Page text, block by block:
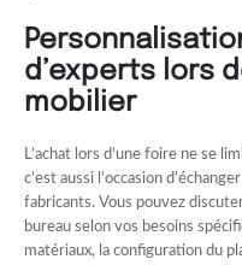
d’experts lors
mobilier
L’achat lors d’une foire ne se
c’est aussi l’occasion
fabricants. Vous pouvez
bureau selon vos besoins
matériaux, la configuration du